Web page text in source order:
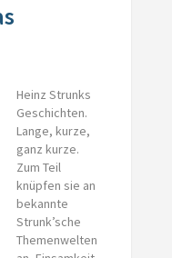
Heinz Strunks
Geschichten.
Lange, kurze,
ganz kurze.
Zum Teil
knüpfen sie an
bekannte
Strunk’sche
Themenwelten